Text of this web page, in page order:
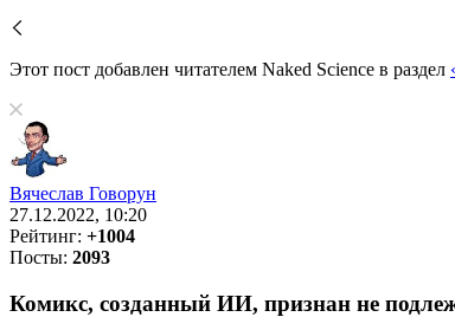
Этот пост добавлен читателем Naked Science в раздел
Вячеслав Говорун
27.12.2022, 10:20
Рейтинг: +1004
Посты: 2093
Комикс, созданный ИИ, признан не